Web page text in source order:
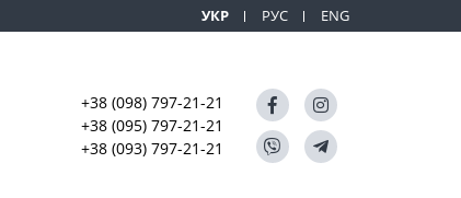
УКР РУС ENG
+38 (098) 797-21-21
+38 (095) 797-21-21
+38 (093) 797-21-21